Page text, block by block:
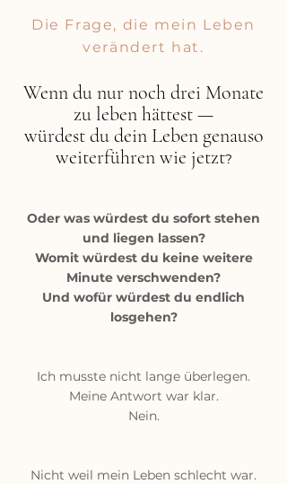
Die Frage, die mein Leben
verändert hat.
Wenn du nur noch drei Monate
zu leben hättest —
würdest du dein Leben genauso
weiterführen wie jetzt?
Oder was würdest du sofort stehen
und liegen lassen?
Womit würdest du keine weitere
Minute verschwenden?
Und wofür würdest du endlich
losgehen?
Ich musste nicht lange überlegen.
Meine Antwort war klar.
Nein.
Nicht weil mein Leben schlecht war.